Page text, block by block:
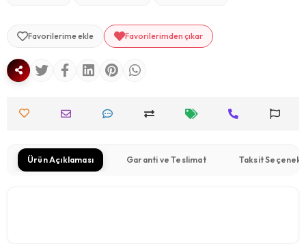
Favorilerime ekle Favorilerimden çıkar
Ürün Açıklaması Garanti ve Teslimat Taksit